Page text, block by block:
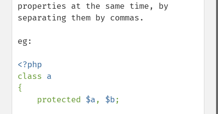
properties at the same time, by
separating them by commas.
eg:
class
{
    protected
$a, $b;